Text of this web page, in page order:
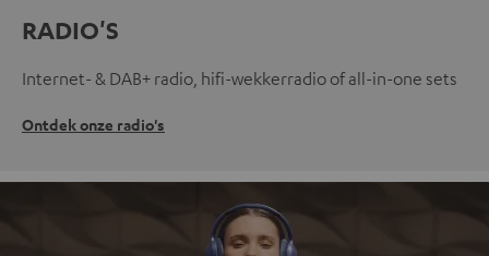
RADIO'S
Internet- & DAB+ radio, hifi-wekkerradio of all-in-one sets
Ontdek onze radio's